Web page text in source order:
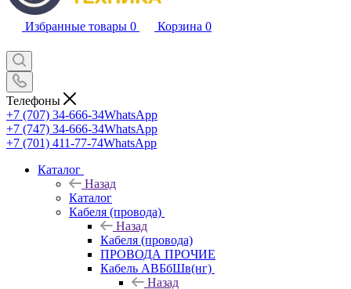
Избранные товары 0 Корзина 0
Телефоны
+7 (707) 34-666-34WhatsApp
+7 (747) 34-666-34WhatsApp
+7 (701) 411-77-74WhatsApp
Каталог
Назад
Каталог
Кабеля (провода)
Назад
Кабеля (провода)
ПРОВОДА ПРОЧИЕ
Кабель АВБбШв(нг)
Назад